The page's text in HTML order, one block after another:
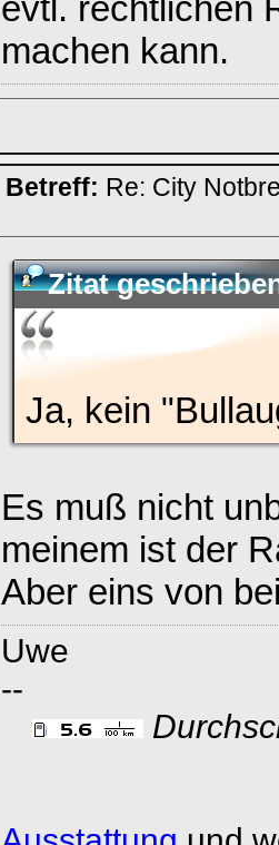
evtl. rechtlichen
machen kann.
Betreff: Re: City
Zitat
Ja, kein
Es muß nicht
meinem ist der
Aber eins von
Uwe
--